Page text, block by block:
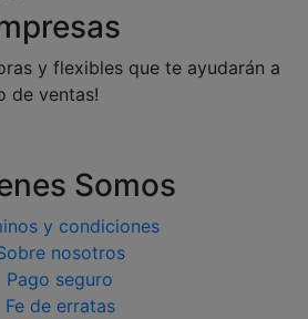
y flexibles que te ayudarán a
de ventas!
Somos
y condiciones
nosotros
Pago seguro
Fe de erratas